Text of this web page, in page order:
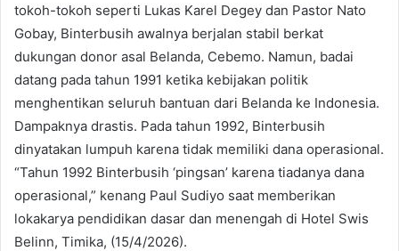
tokoh-tokoh seperti Lukas Karel Degey dan Pastor Nato
Gobay, Binterbusih awalnya berjalan stabil berkat
dukungan donor asal Belanda, Cebemo. Namun, badai
datang pada tahun 1991 ketika kebijakan politik
menghentikan seluruh bantuan dari Belanda ke Indonesia.
Dampaknya drastis. Pada tahun 1992, Binterbusih
dinyatakan lumpuh karena tidak memiliki dana operasional.
“Tahun 1992 Binterbusih ‘pingsan’ karena tiadanya dana
operasional,” kenang Paul Sudiyo saat memberikan
lokakarya pendidikan dasar dan menengah di Hotel Swis
Belinn, Timika, (15/4/2026).